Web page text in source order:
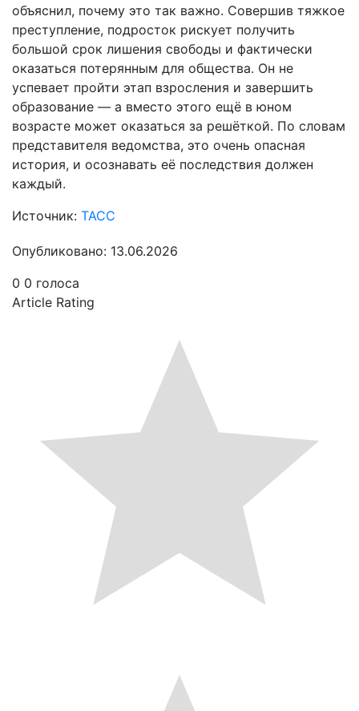
объяснил, почему это так важно. Совершив тяжкое
преступление, подросток рискует получить
большой срок лишения свободы и фактически
оказаться потерянным для общества. Он не
успевает пройти этап взросления и завершить
образование — а вместо этого ещё в юном
возрасте может оказаться за решёткой. По словам
представителя ведомства, это очень опасная
история, и осознавать её последствия должен
каждый.
Источник: ТАСС
Опубликовано: 13.06.2026
0 0 голоса
Article Rating